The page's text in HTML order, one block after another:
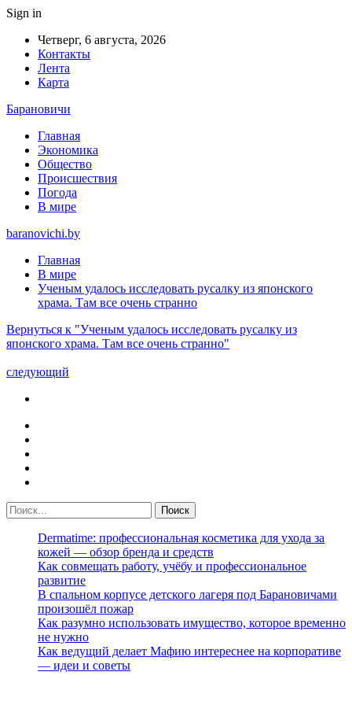
Sign in
Четверг, 6 августа, 2026
Контакты
Лента
Карта
Барановичи
Главная
Экономика
Общество
Происшествия
Погода
В мире
baranovichi.by
Главная
В мире
Ученым удалось исследовать русалку из японского
храма. Там все очень странно
Вернуться к "Ученым удалось исследовать русалку из
японского храма. Там все очень странно"
следующий
Dermatime: профессиональная косметика для ухода за
кожей — обзор бренда и средств
Как совмещать работу, учёбу и профессиональное
развитие
В спальном корпусе детского лагеря под Барановичами
произошёл пожар
Как разумно использовать имущество, которое временно
не нужно
Как ведущий делает Мафию интереснее на корпоративе
— идеи и советы